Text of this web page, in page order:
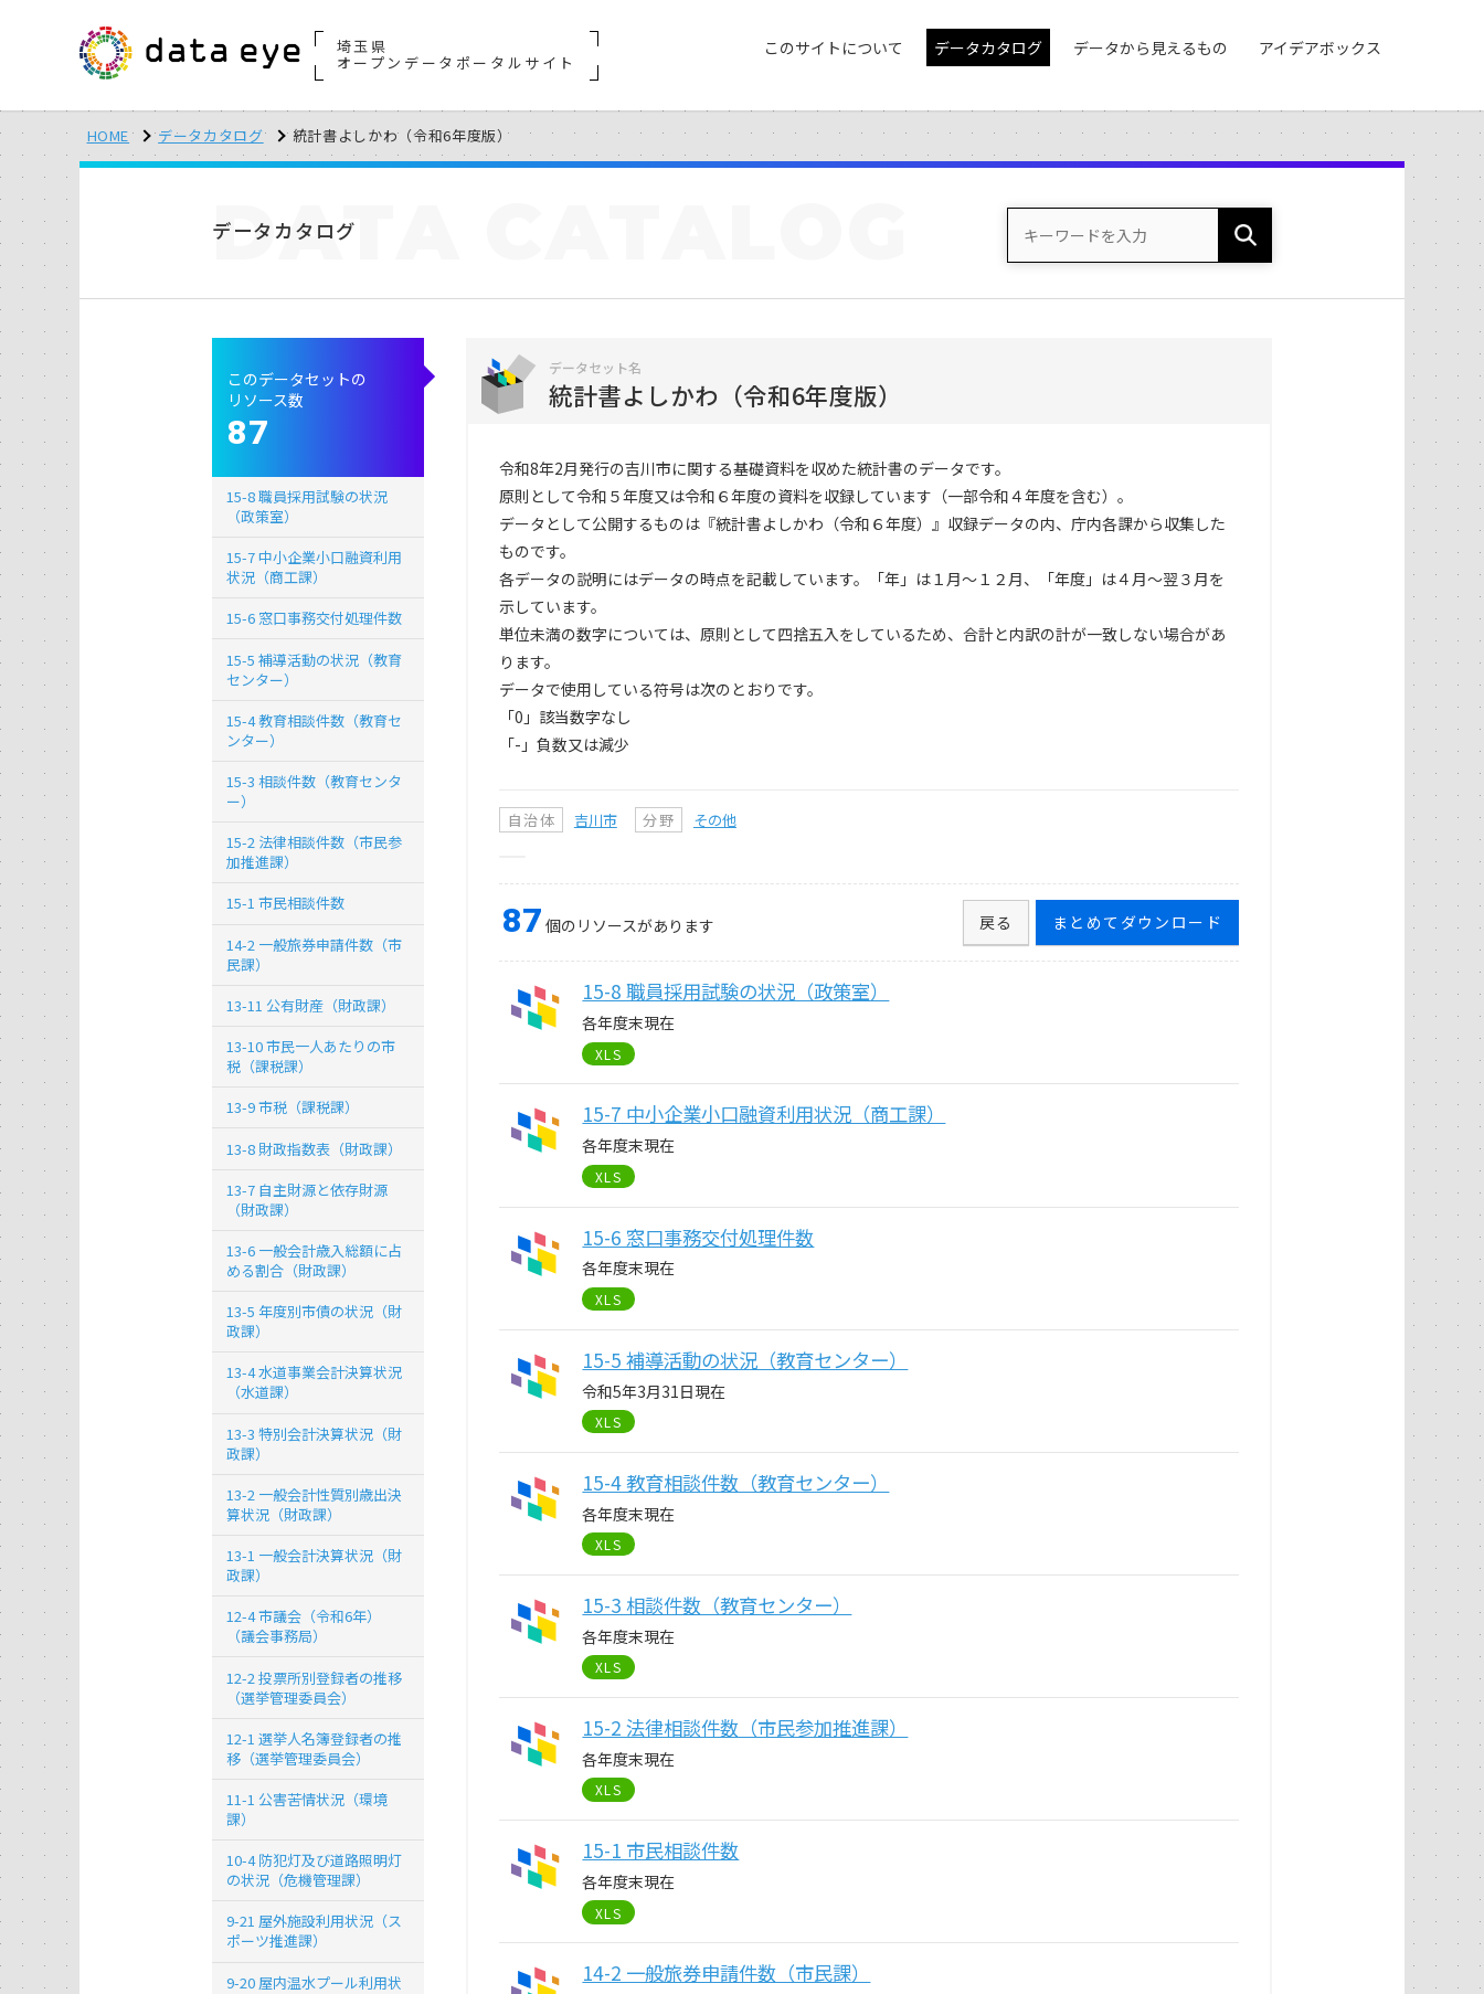
埼玉県
オープンデータポータルサイト
このサイトについて データカタログ データから見えるもの アイデアボックス
HOME データカタログ 統計書よしかわ（令和6年度版）
データカタログ
DATA
データセット名
統計書よしかわ（令和6年度版）
令和8年2月発行の吉川市に関する基礎資料を収めた統計書のデータです。
原則として令和５年度又は令和６年度の資料を収録しています（一部令和４年度を含む）。
データとして公開するものは『統計書よしかわ（令和６年度）』収録データの内、庁内各課から収集した
ものです。
各データの説明にはデータの時点を記載しています。「年」は１月～１２月、「年度」は４月～翌３月を
示しています。
単位未満の数字については、原則として四捨五入をしているため、合計と内訳の計が一致しない場合があ
ります。
データで使用している符号は次のとおりです。
「0」該当数字なし
「-」負数又は減少
自治体 吉川市 分野 その他
87 個のリソースがあります まとめてダウンロード
戻る
15-8 職員採用試験の状況（政策室）
各年度末現在
XLS
15-7 中小企業小口融資利用状況（商工課）
各年度末現在
XLS
15-6 窓口事務交付処理件数
各年度末現在
XLS
15-5 補導活動の状況（教育センター）
令和5年3月31日現在
XLS
15-4 教育相談件数（教育センター）
各年度末現在
XLS
15-3 相談件数（教育センター）
各年度末現在
XLS
15-2 法律相談件数（市民参加推進課）
各年度末現在
XLS
15-1 市民相談件数
各年度末現在
XLS
14-2 一般旅券申請件数（市民課）
このデータセットの
リソース数
87
15-8 職員採用試験の状況
（政策室）
15-7 中小企業小口融資利用
状況（商工課）
15-6 窓口事務交付処理件数
15-5 補導活動の状況（教育
センター）
15-4 教育相談件数（教育セ
ンター）
15-3 相談件数（教育センタ
ー）
15-2 法律相談件数（市民参
加推進課）
15-1 市民相談件数
14-2 一般旅券申請件数（市
民課）
13-11 公有財産（財政課）
13-10 市民一人あたりの市
税（課税課）
13-9 市税（課税課）
13-8 財政指数表（財政課）
13-7 自主財源と依存財源
（財政課）
13-6 一般会計歳入総額に占
める割合（財政課）
13-5 年度別市債の状況（財
政課）
13-4 水道事業会計決算状況
（水道課）
13-3 特別会計決算状況（財
政課）
13-2 一般会計性質別歳出決
算状況（財政課）
13-1 一般会計決算状況（財
政課）
12-4 市議会（令和6年）
（議会事務局）
12-2 投票所別登録者の推移
（選挙管理委員会）
12-1 選挙人名簿登録者の推
移（選挙管理委員会）
11-1 公害苦情状況（環境
課）
10-4 防犯灯及び道路照明灯
の状況（危機管理課）
9-21 屋外施設利用状況（ス
ポーツ推進課）
9-20 屋内温水プール利用状